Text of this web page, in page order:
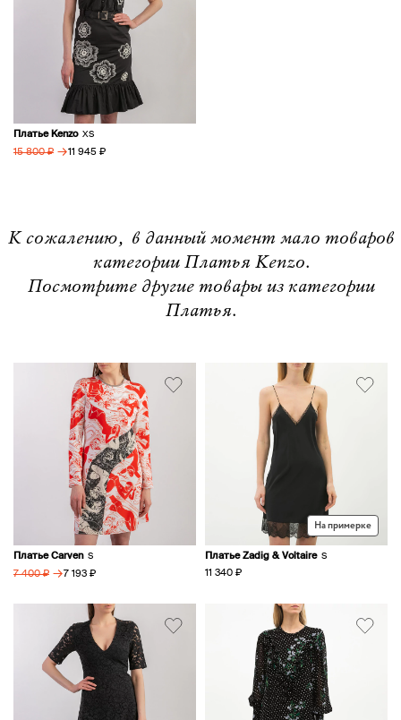
Платье Kenzo XS
15 800 ₽ → 11 945 ₽
К сожалению, в данный момент мало товаров
категории Платья Kenzo.
Посмотрите другие товары из категории
Платья.
Платье Carven S
7 400 ₽ → 7 193 ₽
На примерке
Платье Zadig & Voltaire S
11 340 ₽